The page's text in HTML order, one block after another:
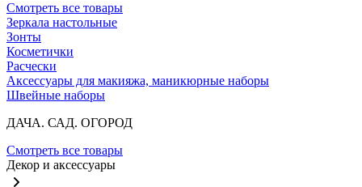
Смотреть все товары
Зеркала настольные
Зонты
Косметички
Расчески
Аксессуары для макияжа, маникюрные наборы
Швейные наборы
ДАЧА. САД. ОГОРОД
Смотреть все товары
Декор и аксессуары